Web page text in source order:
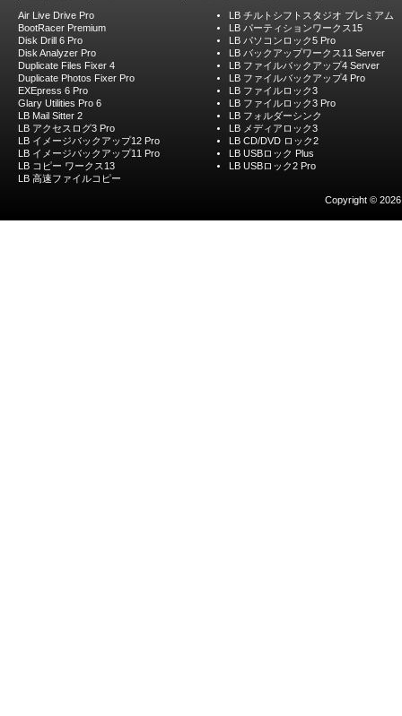
Air Live Drive Pro
BootRacer Premium
Disk Drill 6 Pro
Disk Analyzer Pro
Duplicate Files Fixer 4
Duplicate Photos Fixer Pro
EXEpress 6 Pro
Glary Utilities Pro 6
LB Mail Sitter 2
LB アクセスログ3 Pro
LB イメージバックアップ12 Pro
LB イメージバックアップ11 Pro
LB コピー ワークス13
LB 高速ファイルコピー
LB チルトシフトスタジオ プレミアム
LB パーティションワークス15
LB パソコンロック5 Pro
LB バックアップワークス11 Server
LB ファイルバックアップ4 Server
LB ファイルバックアップ4 Pro
LB ファイルロック3
LB ファイルロック3 Pro
LB フォルダーシンク
LB メディアロック3
LB CD/DVD ロック2
LB USBロック Plus
LB USBロック2 Pro
Copyright ©